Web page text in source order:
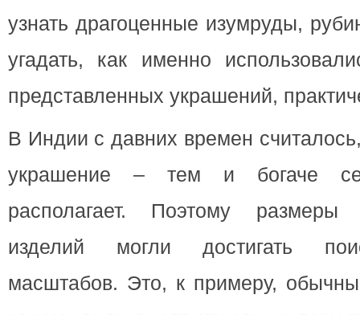
узнать драгоценные изумруды,
угадать, как именно
представленных украшений,
В Индии с давних времен
украшение – тем и богаче
располагает. Поэтому
изделий могли достигать
масштабов. Это, к примеру,